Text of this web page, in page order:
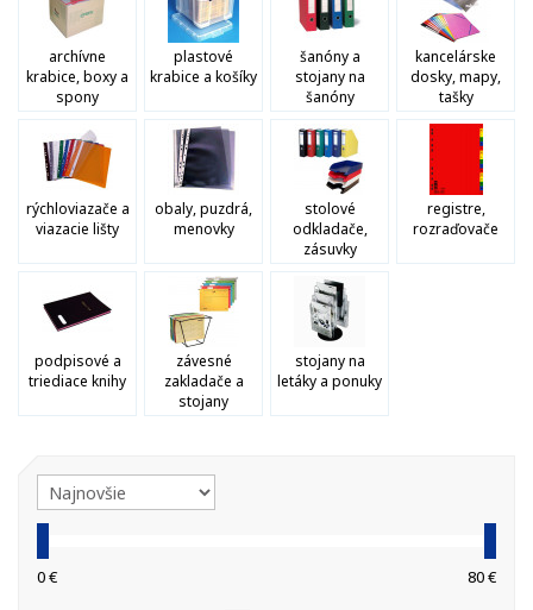
archívne
krabice, boxy a
spony
plastové
krabice a košíky
šanóny a
stojany na
šanóny
kancelárske
dosky, mapy,
tašky
rýchloviazače a
viazacie lišty
obaly, puzdrá,
menovky
stolové
odkladače,
zásuvky
registre,
rozraďovače
podpisové a
triediace knihy
závesné
zakladače a
stojany
stojany na
letáky a ponuky
0 € 80 €